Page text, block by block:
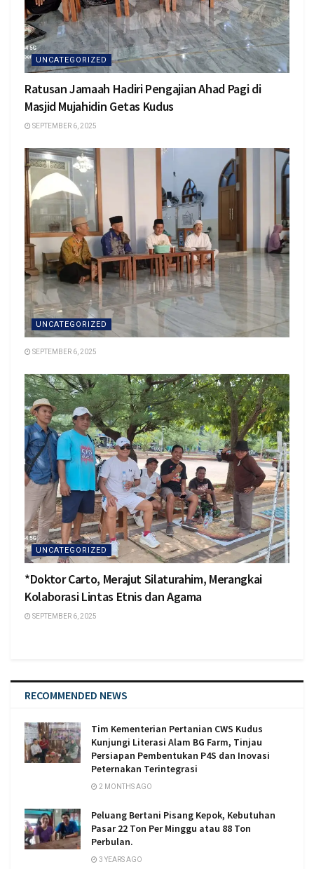
UNCATEGORIZED
Ratusan Jamaah Hadiri Pengajian Ahad Pagi di
Masjid Mujahidin Getas Kudus
SEPTEMBER 6, 2025
UNCATEGORIZED
SEPTEMBER 6, 2025
UNCATEGORIZED
*Doktor Carto, Merajut Silaturahim, Merangkai
Kolaborasi Lintas Etnis dan Agama
SEPTEMBER 6, 2025
RECOMMENDED NEWS
Tim Kementerian Pertanian CWS Kudus
Kunjungi Literasi Alam BG Farm, Tinjau
Persiapan Pembentukan P4S dan Inovasi
Peternakan Terintegrasi
2 MONTHS AGO
Peluang Bertani Pisang Kepok, Kebutuhan
Pasar 22 Ton Per Minggu atau 88 Ton
Perbulan.
3 YEARS AGO